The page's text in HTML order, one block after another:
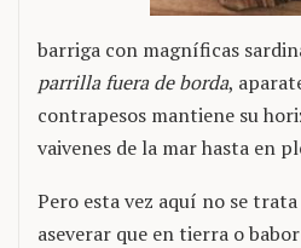
barriga con magníficas
parrilla fuera de borda,
contrapesos mantiene su
vaivenes de la mar hasta en
Pero esta vez aquí no se
aseverar que en tierra o